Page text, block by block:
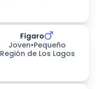
Fígaro
Joven•Pequeño
Región de Los Lagos